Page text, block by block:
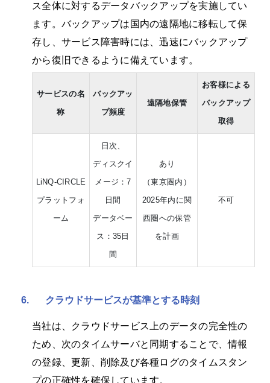
ス全体に対するデータバックアップを実施してい
ます。バックアップは国内の遠隔地に移転して保
存し、サービス障害時には、迅速にバックアップ
から復旧できるように備えています。
サービスの名
称
バックアッ
プ頻度
遠隔地保管
お客様による
バックアップ
取得
LiNQ-CIRCLE
プラットフォ
ーム
日次、
ディスクイ
メージ：7
日間
データベー
ス：35日
間
あり
（東京圏内）
2025年内に関
西圏への保管
を計画
不可
6. クラウドサービスが基準とする時刻
当社は、クラウドサービス上のデータの完全性の
ため、次のタイムサーバと同期することで、情報
の登録、更新、削除及び各種ログのタイムスタン
プの正確性を確保しています。